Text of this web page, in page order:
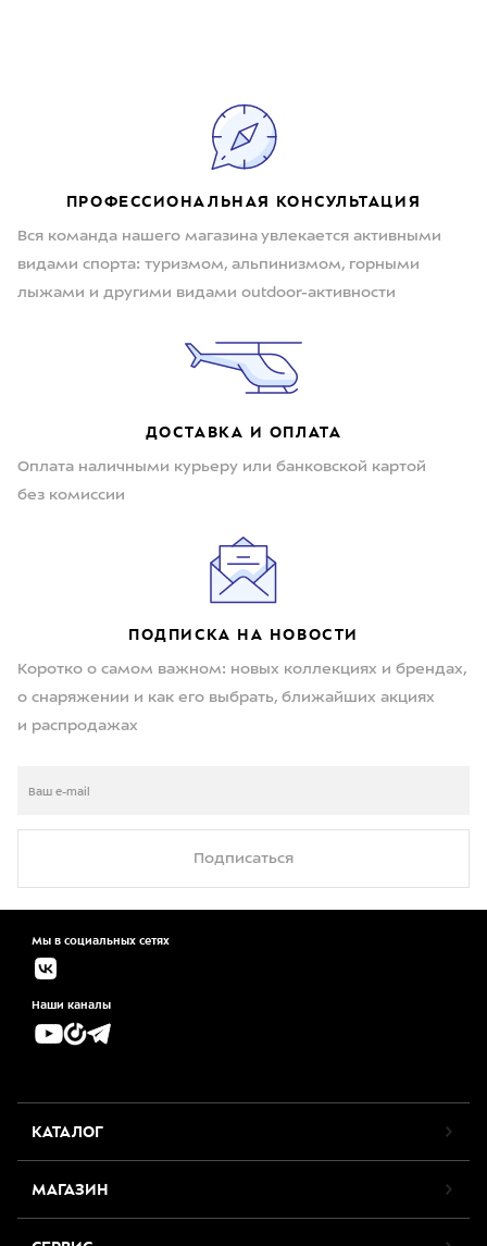
ПРОФЕССИОНАЛЬНАЯ КОНСУЛЬТАЦИЯ
Вся команда нашего магазина увлекается активными
видами спорта: туризмом, альпинизмом, горными
лыжами и другими видами outdoor-активности
ДОСТАВКА И ОПЛАТА
Оплата наличными курьеру или банковской картой
без комиссии
ПОДПИСКА НА НОВОСТИ
Коротко о самом важном: новых коллекциях и брендах,
о снаряжении и как его выбрать, ближайших акциях
и распродажах
Подписаться
Мы в социальных сетях
Наши каналы
КАТАЛОГ
МАГАЗИН